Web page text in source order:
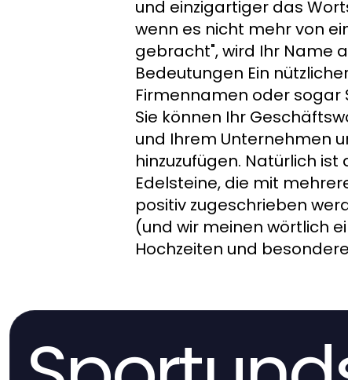
und einzigartiger das
wenn es nicht mehr von
gebracht", wird Ihr Name
Bedeutungen Ein
Firmennamen oder sogar
Sie können Ihr
und Ihrem Unternehmen
hinzuzufügen. Natürlich
Edelsteine, die mit
positiv zugeschrieben
(und wir meinen wörtlich
Hochzeiten und